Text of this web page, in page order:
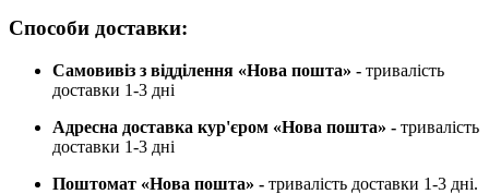
Способи доставки:
Самовивіз з відділення «Нова пошта» - тривалість
доставки 1-3 дні
Адресна доставка кур'єром «Нова пошта» - тривалість
доставки 1-3 дні
Поштомат «Нова пошта» - тривалість доставки 1-3 дні.